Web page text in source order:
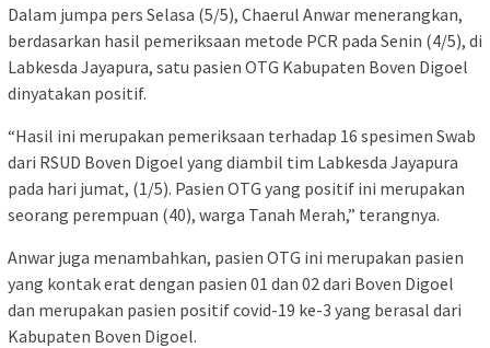
Dalam jumpa pers Selasa (5/5), Chaerul Anwar menerangkan,
berdasarkan hasil pemeriksaan metode PCR pada Senin (4/5), di
Labkesda Jayapura, satu pasien OTG Kabupaten Boven Digoel
dinyatakan positif.
“Hasil ini merupakan pemeriksaan terhadap 16 spesimen Swab
dari RSUD Boven Digoel yang diambil tim Labkesda Jayapura
pada hari jumat, (1/5). Pasien OTG yang positif ini merupakan
seorang perempuan (40), warga Tanah Merah,” terangnya.
Anwar juga menambahkan, pasien OTG ini merupakan pasien
yang kontak erat dengan pasien 01 dan 02 dari Boven Digoel
dan merupakan pasien positif covid-19 ke-3 yang berasal dari
Kabupaten Boven Digoel.